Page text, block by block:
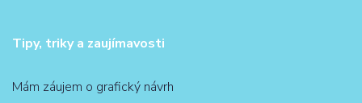
Tipy, triky a zaujímavosti
Mám záujem o grafický návrh